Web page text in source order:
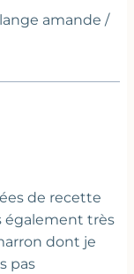
amande /
de recette
également très
dont je
pas